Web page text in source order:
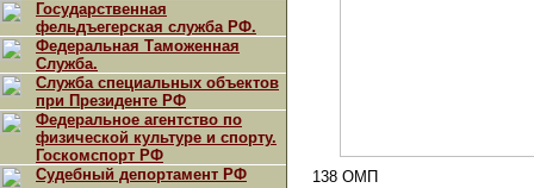
Государственная
фельдъегерская служба РФ.
Федеральная Таможенная
Служба.
Служба специальных объектов
при Президенте РФ
Федеральное агентство по
физической культуре и спорту.
Госкомспорт РФ
Судебный депортамент РФ
138 ОМП